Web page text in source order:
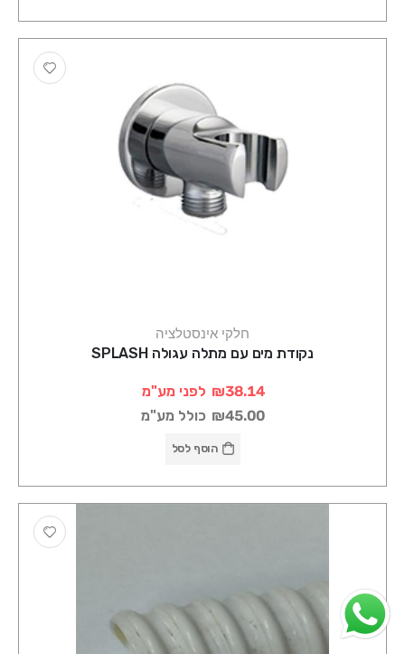
חלקי אינסטלציה
נקודת מים עם מתלה עגולה SPLASH
₪38.14 לפני מע"מ
₪45.00 כולל מע"מ
הוסף לסל